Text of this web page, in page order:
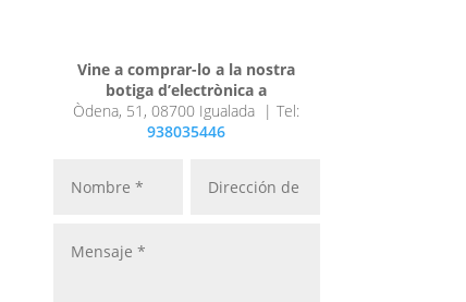
Vine a comprar-lo a la nostra
botiga d’electrònica a
Òdena, 51, 08700 Igualada |Tel:
938035446